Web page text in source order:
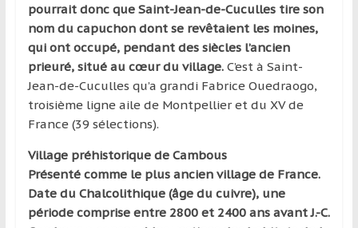
pourrait donc que Saint-Jean-de-Cuculles tire son
nom du capuchon dont se revêtaient les moines,
qui ont occupé, pendant des siècles l’ancien
prieuré, situé au cœur du village. C’est à Saint-
Jean-de-Cuculles qu’a grandi Fabrice Ouedraogo,
troisième ligne aile de Montpellier et du XV de
France (39 sélections).
Village préhistorique de Cambous
Présenté comme le plus ancien village de France.
Date du Chalcolithique (âge du cuivre), une
période comprise entre 2800 et 2400 ans avant J.-C.